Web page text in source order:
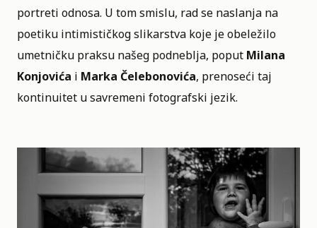
portreti odnosa. U tom smislu, rad se naslanja na
poetiku intimističkog slikarstva koje je obeležilo
umetničku praksu našeg podneblja, poput Milana
Konjovića i Marka Čelebonovića, prenoseći taj
kontinuitet u savremeni fotografski jezik.